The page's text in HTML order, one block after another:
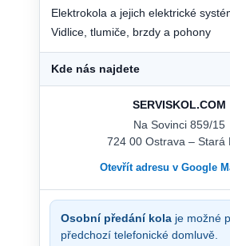
Elektrokola a jejich elektrické
Vidlice, tlumiče, brzdy a pohony
Kde nás najdete
SERVISKOL.COM
Na Sovinci 859/15
724 00 Ostrava – Stará
Otevřít adresu v Google
Osobní předání kola je možné
předchozí telefonické domluvě.